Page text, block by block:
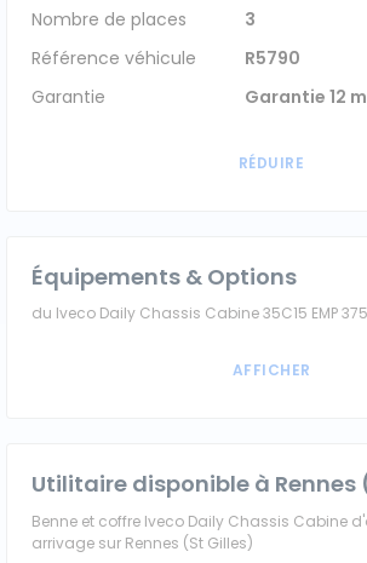
Nombre de places
3
Référence véhicule
R5790
Garantie
Garantie 12
Équipements & Options
du Iveco Daily Chassis Cabine 35C15 EMP 3750
Utilitaire disponible à Rennes
Benne et coffre Iveco Daily Chassis Cabine
arrivage sur Rennes (St Gilles)